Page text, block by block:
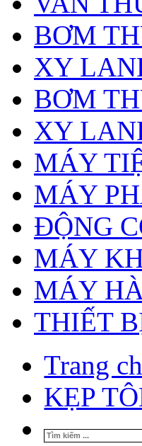
BƠM
XY
BƠM
XY
MÁY
MÁY
ĐỘNG
MÁY
MÁY
THIẾT
Trang
KẸP